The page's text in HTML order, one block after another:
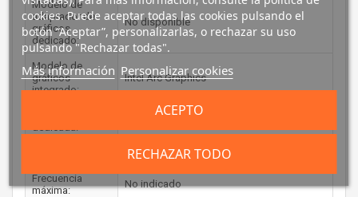
Modelo de
adaptador de
gráficos
dedicado:
No disponible
Modelo de
gráficos
integrado:
Intel Arc Graphics
No indicado
Frecuencia
máxima:
No indicado
cookies. Puede aceptar todas las cookies pulsando el
botón “Aceptar”, personalizarlas, o rechazar su uso
pulsando "Rechazar todas".
Más información Personalizar cookies
RECHAZAR TODO
ACEPTO